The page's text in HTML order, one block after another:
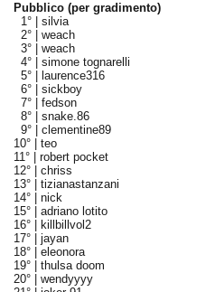
Pubblico (per gradimento)
1° | silvia
2° | weach
3° | weach
4° | simone tognarelli
5° |
laurence316
6° | sickboy
7° | fedson
8° | snake.86
9° | clementine89
10° | teo
11° | robert pocket
12° | chriss
13° | tizianastanzani
14° | nick
15° | adriano lotito
16° |
killbillvol2
17° | jayan
18° | eleonora
19° | thulsa doom
20° | wendyyyy